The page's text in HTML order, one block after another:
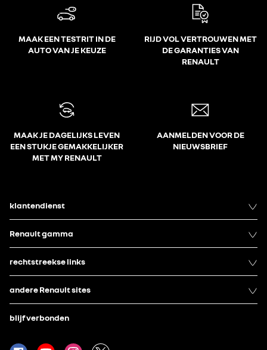
MAAK EEN TESTRIT IN DE
AUTO VAN JE KEUZE
RIJD VOL VERTROUWEN MET
DE GARANTIES VAN
RENAULT
MAAK JE DAGELIJKS LEVEN
EEN STUKJE GEMAKKELIJKER
MET MY RENAULT
AANMELDEN VOOR DE
NIEUWSBRIEF
klantendienst
Renault gamma
rechtstreekse links
andere Renault sites
blijf verbonden